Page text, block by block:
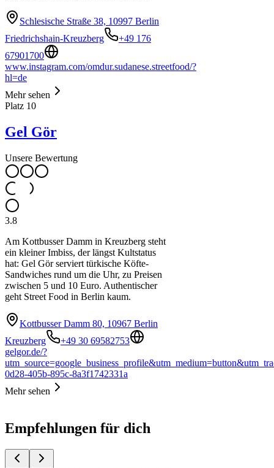
Schlesische Straße 38, 10997 Berlin
Friedrichshain-Kreuzberg
+49 176
67901700
www.instagram.com/omdur.sudanese.streetfood/?
hl=de
Mehr sehen
Platz 10
Gel Gör
Unsere Bewertung
3.8
Am Kottbusser Damm in Kreuzberg steht
ein kleiner Imbiss, der längst Kultstatus
hat: Gel Gör serviert türkische Köfte-
Sandwiches rund um die Uhr, zu Preisen
zwischen 5 und 10 Euro. Authentischer
geht Street Food in Berlin kaum.
Kottbusser Damm 80, 10967 Berlin
Kreuzberg
+49 30 69582753
gelgor.de/?
0d28-405b-895c-8a3f1742331a
Mehr sehen
Empfehlungen für dich